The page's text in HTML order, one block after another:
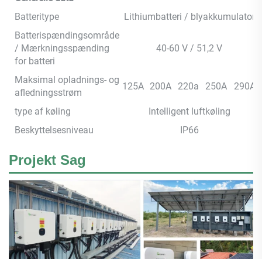
Batteritype
Lithiumbatteri / blyakkumulator
Batterispændingsområde
/ Mærkningsspænding
for batteri
40-60 V / 51,2 V
Maksimal opladnings- og
afledningsstrøm
125A 200A 220a 250A 290A
type af køling
Intelligent luftkøling
Beskyttelsesniveau
IP66
Projekt Sag